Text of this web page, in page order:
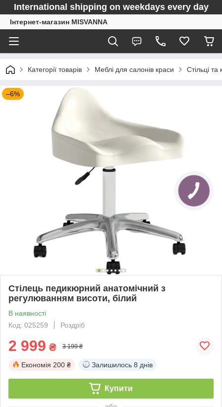
International shipping on weekdays every day
Інтернет-магазин MISVANNA
Категорії товарів Меблі для салонів краси Стільці та
–6%
Стілець педикюрний анатомічний з
регулюванням висоти, білий
В наявності
Код: 025259
Роздріб
2 999 ₴ 3 199 ₴
Економія 200 ₴ Залишилось 8 днів
Купити